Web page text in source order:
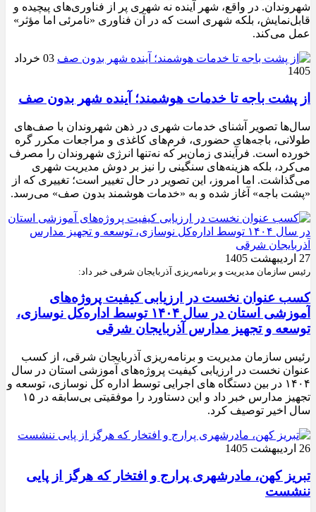
شهروندان. در واقع، شهر آینده نه شهری پر از فناوری‌های پیچیده و
قابل‌نمایش، بلکه شهری است که در آن فناوری «نامرئی اما مؤثر»
عمل می‌کند.
03 خرداد
1405
از پشت باجه تا خدمات هوشمند؛ آینده شهر بدون صف
سال‌ها تصویر آشنای خدمات شهری در ذهن شهروندان با صف‌های
طولانی، باجه‌های حضوری، فرم‌های کاغذی و مراجعات مکرر گره
خورده است. فرآیندی زمان‌بر که نه‌تنها انرژی شهروندان را مصرف
می‌کرد، بلکه هزینه‌های سنگینی را نیز بر دوش مدیریت شهری
می‌گذاشت. اما امروز، این تصویر در حال تغییر است؛ تغییری که از
«پشت باجه» آغاز شده و به «خدمات هوشمند بدون صف» می‌رسد.
27 اردیبهشت 1405
رئیس سازمان مدیریت و برنامه‌ریزی آذربایجان شرقی خبر داد:
کسب عنوان نخست در ارزیابی کیفیت پروژه‌های
آموزشی استان در سال ۱۴۰۴ توسط اداره‌کل نوسازی،
توسعه و تجهیز مدارس آذربایجان شرقی
رئیس سازمان مدیریت و برنامه‌ریزی آذربایجان شرقی، از کسب
عنوان نخست در ارزیابی کیفیت پروژه‌های آموزشی استان در سال
۱۴۰۴ در بین دستگاه های اجرایی توسط اداره کل نوسازی، توسعه و
تجهیز مدارس خبر داد و این دستاورد را موفقیتی بی‌سابقه در ۱۵
سال اخیر توصیف کرد.
26 اردیبهشت 1405
تبریز کهن، مادرشهری پرارج و افتخار که هرگز از پایی
ننشست